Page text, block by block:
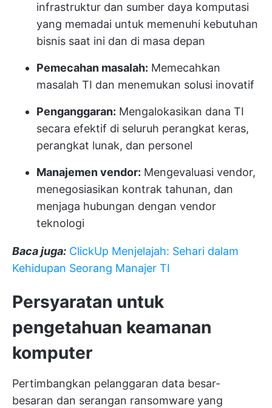
infrastruktur dan sumber daya komputasi
yang memadai untuk memenuhi kebutuhan
bisnis saat ini dan di masa depan
Pemecahan masalah: Memecahkan
masalah TI dan menemukan solusi inovatif
Penganggaran: Mengalokasikan dana TI
secara efektif di seluruh perangkat keras,
perangkat lunak, dan personel
Manajemen vendor: Mengevaluasi vendor,
menegosiasikan kontrak tahunan, dan
menjaga hubungan dengan vendor
teknologi
Baca juga: ClickUp Menjelajah: Sehari dalam
Kehidupan Seorang Manajer TI
Persyaratan untuk
pengetahuan keamanan
komputer
Pertimbangkan pelanggaran data besar-
besaran dan serangan ransomware yang